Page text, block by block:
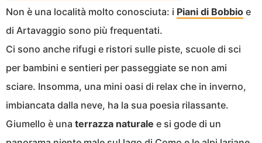
Non è una località molto conosciuta: i Piani di Bobbio e
di Artavaggio sono più frequentati.
Ci sono anche rifugi e ristori sulle piste, scuole di sci
per bambini e sentieri per passeggiate se non ami
sciare. Insomma, una mini oasi di relax che in inverno,
imbiancata dalla neve, ha la sua poesia rilassante.
Giumello è una terrazza naturale e si gode di un